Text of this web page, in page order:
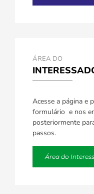
ÁREA DO
Acesse a página e
formulário e nos
posteriormente
passos.
Área do